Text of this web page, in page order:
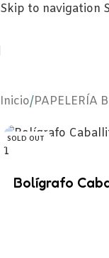
Skip to navigation
Inicio/PAPELERÍA
SOLD OUT
Bolígrafo